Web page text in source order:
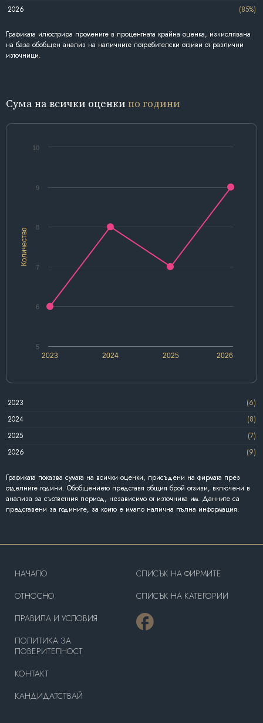
2026
(85%)
Графиката илюстрира промените в процентната крайна оценка, изчислявана
на база обобщен анализ на наличните потребителски отзиви от различни
източници.
Сума на всички оценки по години
Количество
2024 2026
2023 2025
5
6
7
8
9
10
2023
(6)
2024
(8)
2025
(7)
2026
(9)
Графиката показва сумата на всички оценки, присъдени на фирмата през
отделните години. Обобщението представя общия брой отзиви, включени в
анализа за съответния период, независимо от източника им. Данните са
представени за годините, за които е имало налична пълна информация.
HAЧАЛО
OТНОСНО
ПРАВИЛА И УСЛОВИЯ
ПОЛИТИКА ЗА
ПОВЕРИТЕЛНОСТ
КОНТАКТ
КАНДИДАТСТВАЙ
СПИСЪК НА ФИРМИТЕ
СПИСЪК НА КАТЕГОРИИ